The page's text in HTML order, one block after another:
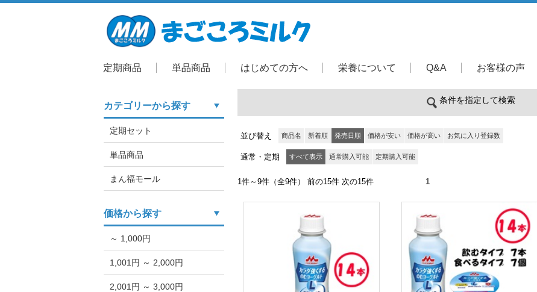
定期商品 単品商品 はじめての方へ 栄養について Q&A お客様の声
カテゴリーから探す
定期セット
単品商品
まん福モール
価格から探す
～ 1,000円
1,001円 ～ 2,000円
2,001円 ～ 3,000円
条件を指定して検索
並び替え 商品名 新着順 発売日順 価格が安い 価格が高い お気に入り登録数
通常・定期 すべて表示 通常購入可能 定期購入可能
1件～9件（全9件） 前の15件 次の15件 1